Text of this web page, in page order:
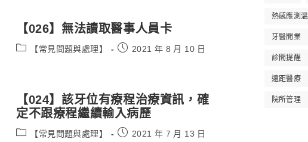
【026】無法讀取醫事人員卡
Post
【常見問題與處理】
Post2021 年 8 月 10 日
【024】該牙位有療程治療資訊，確
定不跟療程繼續輸入病歷
Post
【常見問題與處理】
Post2021 年 7 月 13 日
熱感應測溫
牙醫開業
診間提醒
遠距醫療
院所管理